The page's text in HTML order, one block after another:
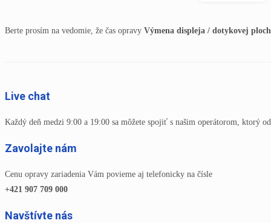
Berte prosím na vedomie, že čas opravy Výmena displeja / dotykovej
Live chat
Každý deň medzi 9:00 a 19:00 sa môžete spojiť s našim operátorom, ktorý
Zavolajte nám
Cenu opravy zariadenia Vám povieme aj telefonicky na čísle
+421 907 709 000
Navštívte nás